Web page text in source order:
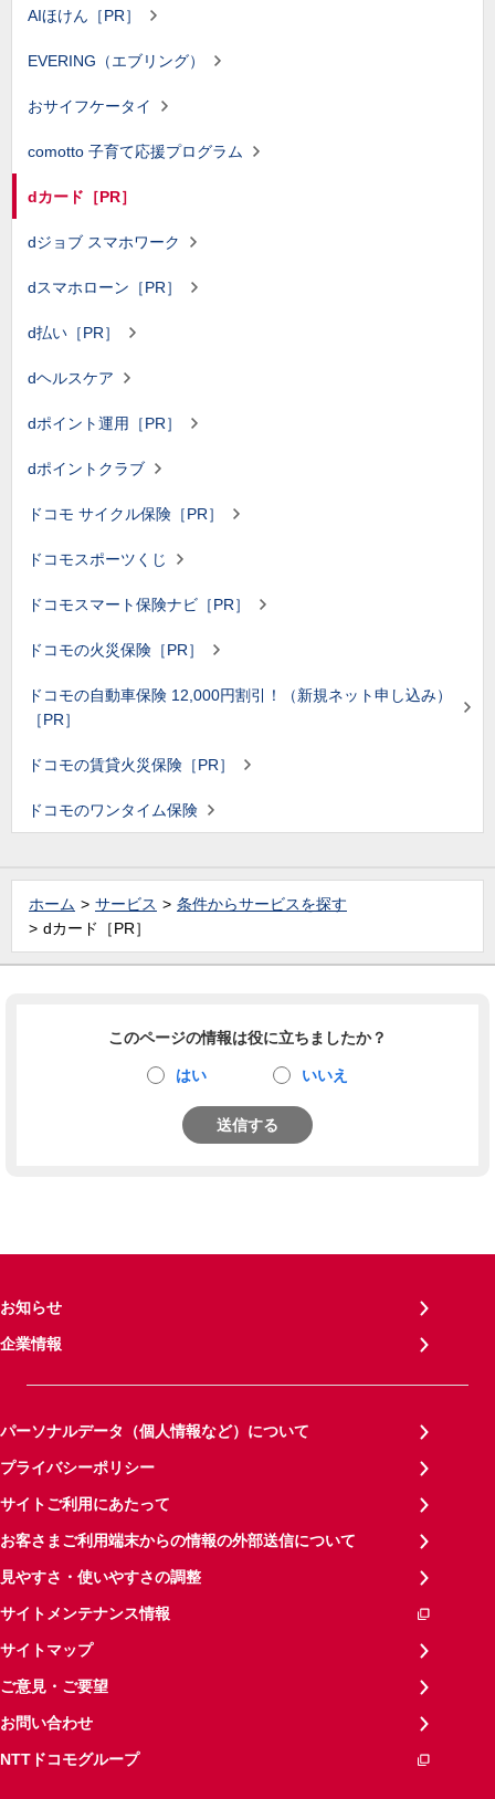
AIほけん［PR］
EVERING（エブリング）
おサイフケータイ
comotto 子育て応援プログラム
dカード［PR］
dジョブ スマホワーク
dスマホローン［PR］
d払い［PR］
dヘルスケア
dポイント運用［PR］
dポイントクラブ
ドコモ サイクル保険［PR］
ドコモスポーツくじ
ドコモスマート保険ナビ［PR］
ドコモの火災保険［PR］
ドコモの自動車保険 12,000円割引！（新規ネット申し込み）
［PR］
ドコモの賃貸火災保険［PR］
ドコモのワンタイム保険
ホーム サービス
条件からサービスを探す
dカード［PR］
このページの情報は役に立ちましたか？
はい いいえ
送信する
お知らせ
企業情報
パーソナルデータ（個人情報など）について
プライバシーポリシー
サイトご利用にあたって
お客さまご利用端末からの情報の外部送信について
見やすさ・使いやすさの調整
サイトメンテナンス情報
サイトマップ
ご意見・ご要望
お問い合わせ
NTTドコモグループ